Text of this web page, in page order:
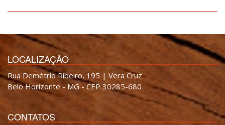
LOCALIZAÇÃO
Rua Demétrio Ribeiro, 195 | Vera Cruz
Belo Horizonte - MG - CEP 30285-680
CONTATOS